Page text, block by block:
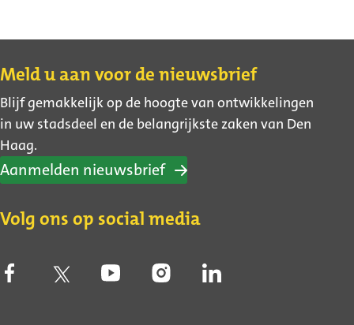
Contact
Meld u aan voor de nieuwsbrief
Blijf gemakkelijk op de hoogte van ontwikkelingen
in uw stadsdeel en de belangrijkste zaken van Den
Haag.
Aanmelden nieuwsbrief
Volg ons op social media